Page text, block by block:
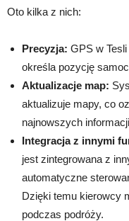
Oto kilka z nich:
Precyzja: GPS w
określa pozycję
Aktualizacje map:
aktualizuje mapy, co
najnowszych
Integracja z innymi
jest zintegrowana z
automatyczne
Dzięki temu kierowcy
podczas podróży.